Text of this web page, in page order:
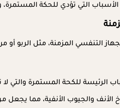
التي تؤدي للحكة
التنفسي المزمنة، مثل الربو أو
الرئيسة للكحة المستمرة
الأنف والجيوب الأنفية، مما